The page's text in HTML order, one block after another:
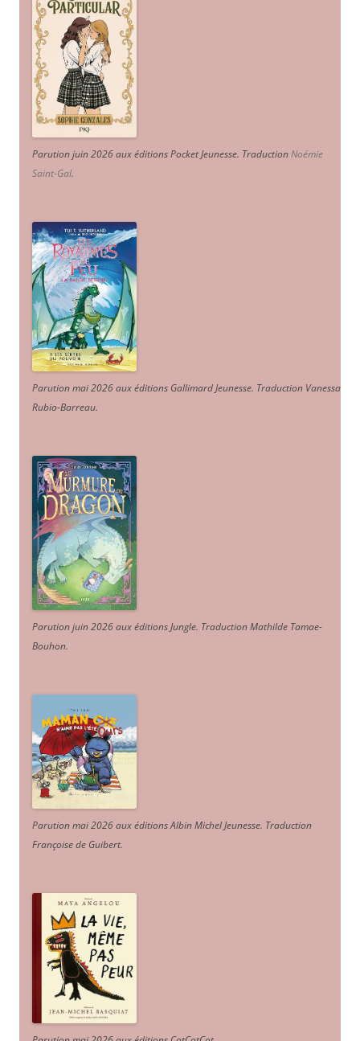
Parution juin 2026 aux éditions Pocket Jeunesse. TraductionNoémie
Saint-Gal.
Parution mai 2026 aux éditions Gallimard Jeunesse. Traduction Vanessa
Rubio-Barreau.
Parution juin 2026 aux éditions Jungle. Traduction Mathilde Tamae-
Bouhon.
Parution mai 2026 aux éditions Albin Michel Jeunesse. Traduction
Françoise de Guibert.